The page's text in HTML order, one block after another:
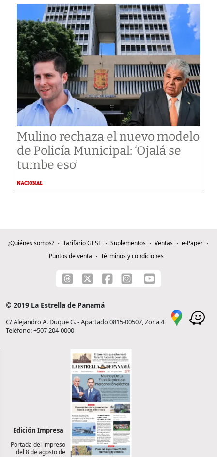
Mulino rechaza el nuevo modelo
de Policía Municipal: ‘Ojalá se
tumbe eso’
NACIONAL
¿Quiénes somos? Tarifario GESE Suplementos Ventas
e-Paper
Puntos de venta
Términos y condiciones
© 2019 La Estrella de Panamá
C/ Alejandro A. Duque G. - Apartado 0815-00507, Zona 4
Teléfono: +507 204-0000
Edición Impresa
Portada del impreso
del 8 de agosto de